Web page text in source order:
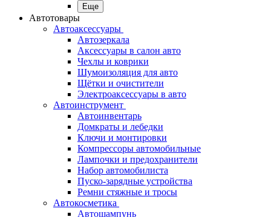
Еще
Автотовары
Автоаксессуары
Автозеркала
Аксессуары в салон авто
Чехлы и коврики
Шумоизоляция для авто
Щётки и очистители
Электроаксессуары в авто
Автоинструмент
Автоинвентарь
Домкраты и лебедки
Ключи и монтировки
Компрессоры автомобильные
Лампочки и предохранители
Набор автомобилиста
Пуско-зарядные устройства
Ремни стяжные и тросы
Автокосметика
Автошампунь